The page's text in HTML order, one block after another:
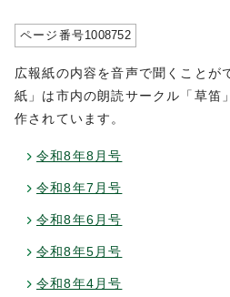
ページ番号1008752
広報紙の内容を音声で聞くことが
紙」は市内の朗読サークル「草笛
作されています。
令和8年8月号
令和8年7月号
令和8年6月号
令和8年5月号
令和8年4月号